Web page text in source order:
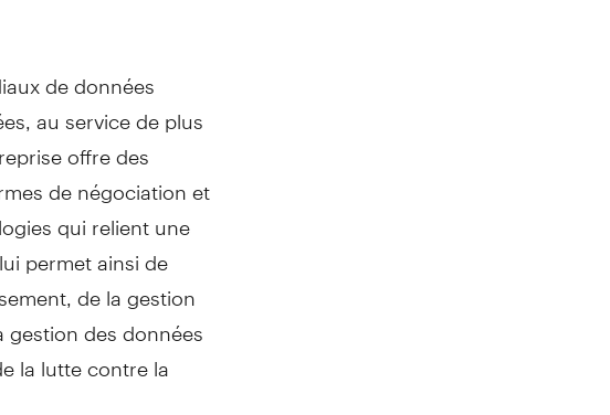
de données
au service de plus
offre des
de négociation et
qui relient une
permet ainsi de
de la gestion
des données
la lutte contre la